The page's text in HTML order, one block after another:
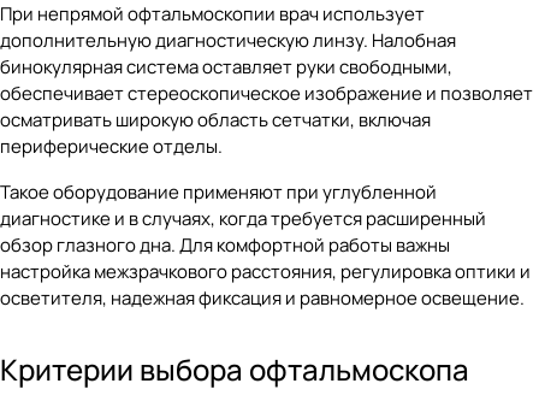
При непрямой офтальмоскопии врач использует
дополнительную диагностическую линзу. Налобная
бинокулярная система оставляет руки свободными,
обеспечивает стереоскопическое изображение и позволяет
осматривать широкую область сетчатки, включая
периферические отделы.
Такое оборудование применяют при углубленной
диагностике и в случаях, когда требуется расширенный
обзор глазного дна. Для комфортной работы важны
настройка межзрачкового расстояния, регулировка оптики и
осветителя, надежная фиксация и равномерное освещение.
Критерии выбора офтальмоскопа